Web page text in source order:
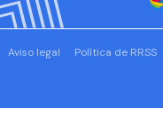
Aviso legal Política de RRSS